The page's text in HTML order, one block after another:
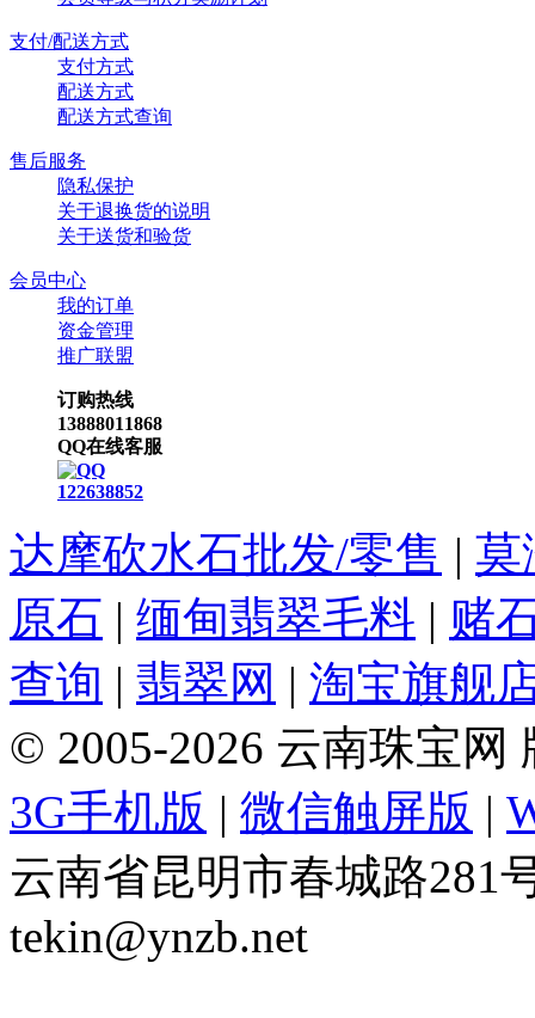
支付/配送方式
支付方式
配送方式
配送方式查询
售后服务
隐私保护
关于退换货的说明
关于送货和验货
会员中心
我的订单
资金管理
推广联盟
订购热线
13888011868
QQ在线客服
122638852
达摩砍水石批发/零售 | 莫
原石 | 缅甸翡翠毛料 | 赌
查询 | 翡翠网 | 淘宝旗舰
© 2005-2026 云南珠宝网
3G手机版 | 微信触屏版 |
云南省昆明市春城路281
tekin@ynzb.net